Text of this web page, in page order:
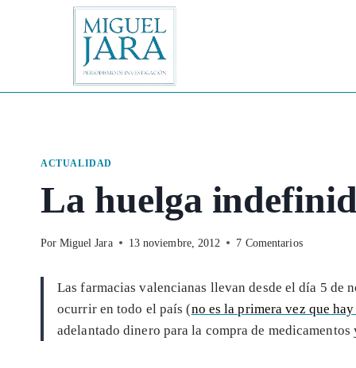
ACTUALIDAD
La huelga
Por Miguel Jara 13 noviembre, 2012 7 Comentarios
Las farmacias valencianas llevan desde el día 5 de
ocurrir en todo el país (no es la primera vez que
adelantado dinero para la compra de